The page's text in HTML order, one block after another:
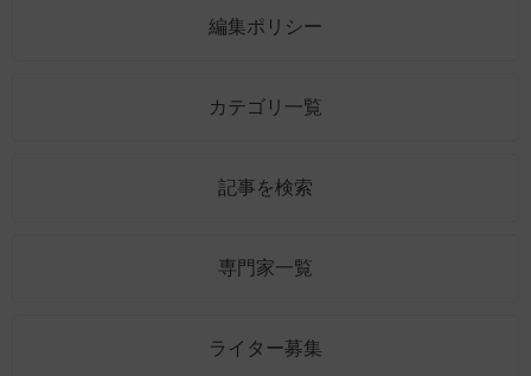
編集ポリシー
カテゴリ一覧
記事を検索
専門家一覧
ライター募集